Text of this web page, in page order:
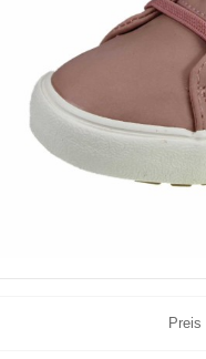
Preis